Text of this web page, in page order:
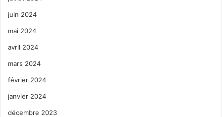
juin 2024
mai 2024
avril 2024
mars 2024
février 2024
janvier 2024
décembre 2023